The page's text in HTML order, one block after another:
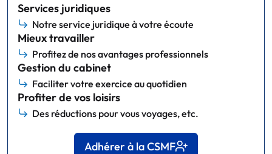
Services juridiques
Notre service juridique à votre écoute
Mieux travailler
Profitez de nos avantages professionnels
Gestion du cabinet
Faciliter votre exercice au quotidien
Profiter de vos loisirs
Des réductions pour vous voyages, etc.
Adhérer à la CSMF